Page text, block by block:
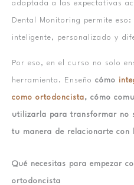
adaptada a las expectativas
Dental Monitoring permite
inteligente, personalizado y
Por eso, en el curso no solo
herramienta. Enseño cómo
como ortodoncista, cómo
utilizarla para transformar no
tu manera de relacionarte con
Qué necesitas para empezar
ortodoncista